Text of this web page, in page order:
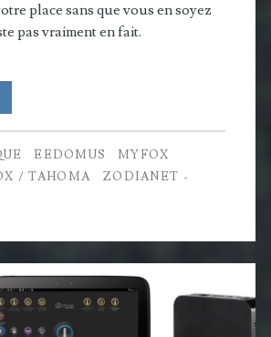
place sans que vous en soyez
pas vraiment en fait.
EEDOMUS
MYFOX
/ TAHOMA
ZODIANET -